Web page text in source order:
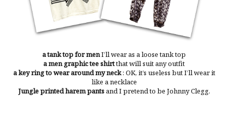
a tank top for menI’ll wear as a loose tank top
a men graphic tee shirtthat will suit any outfit
a key ring to wear around my neck: OK, it’s useless but I’ll wear it
like a necklace
Jungle printed harem pantsand I pretend to be Johnny Clegg.